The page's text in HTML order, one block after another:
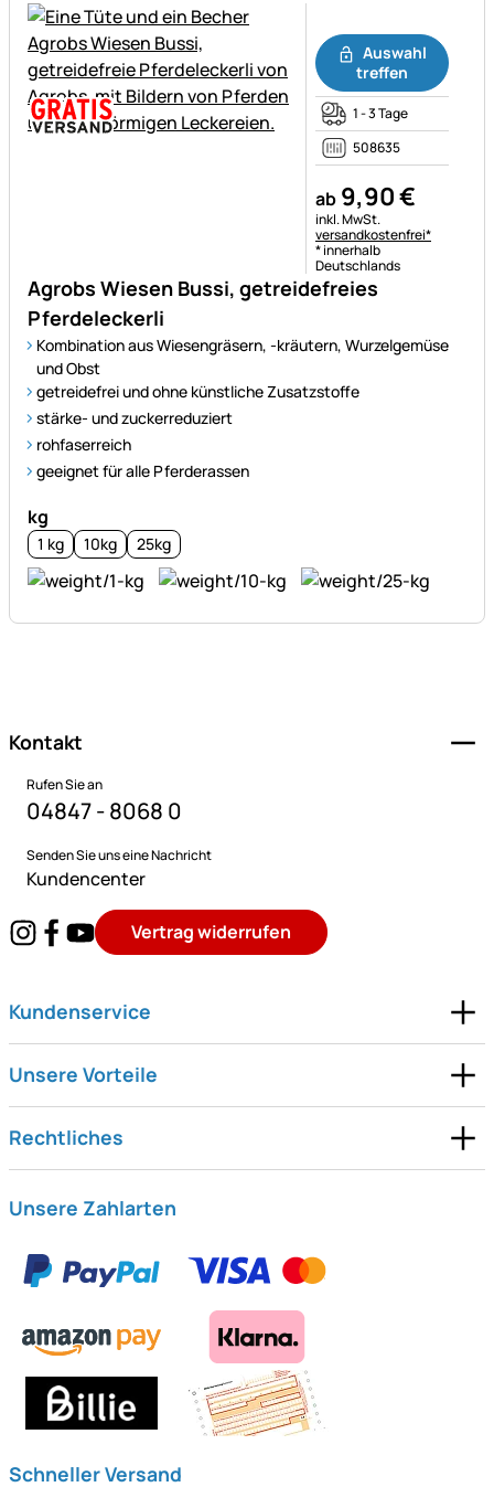
Agrobs Wiesen Bussi, getreidefreies
Pferdeleckerli
Kombination aus Wiesengräsern, -kräutern, Wurzelgemüse
und Obst
getreidefrei und ohne künstliche Zusatzstoffe
stärke- und zuckerreduziert
rohfaserreich
geeignet für alle Pferderassen
kg
1 kg 10kg 25kg
Auswahl
treffen
1 - 3 Tage
508635
ab 9,90€
Steuerhinweis:
inkl. MwSt.
versandkostenfrei*
* innerhalb
Deutschlands
Kontakt
Rufen Sie an
04847 - 8068 0
Senden Sie uns eine Nachricht
Kundencenter
Vertrag widerrufen
Kundenservice
Unsere Vorteile
Rechtliches
Unsere Zahlarten
Schneller Versand